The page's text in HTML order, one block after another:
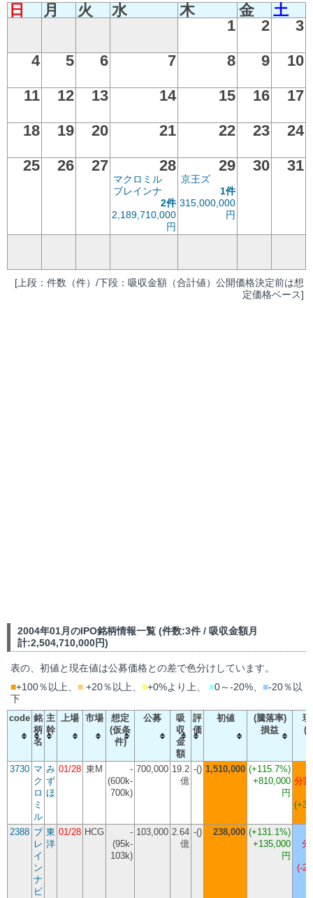
日 月 火 水 木 金
土
1
2
3
4
5 6 7 8 9
10
11
12 13 14 15 16
17
18
19 20 21 22 23
24
25
26 27 28
マクロミル
ブレインナ
2件
2,189,710,000
円
29
京王ズ
1件
315,000,000
円
30 31
[上段：件数（件）/下段：吸収金額（合計値）公開価格決定前は想
定価格ベース]
2004年01月のIPO銘柄情報一覧 (件数:3件 / 吸収金額月
計:2,504,710,000円)
表の、初値と現在値は公募価格との差で色分けしています。
■+100％以上、 ■ +20％以上、 ■+0%より上、 ■0～-20%、 ■-20％以
下
code 銘
柄
名
主
幹
上場 市場
想定
(仮条
件)
公募
吸
収
金
額
評
価
初値
(騰落率)
損益
(
3730 マ
ク
ロ
ミ
ル
み
ず
ほ
01/28 東M
-
(600k-
700k)
700,000 19.2
億
-() 1,510,000 (+115.7%)
+810,000
円
分
2388 ブ
レ
イ
ン
ナ
ビ
東
洋
01/28 HCG
-
(95k-
103k)
103,000 2.64
億
-() 238,000 (+131.1%)
+135,000
円
分
(-